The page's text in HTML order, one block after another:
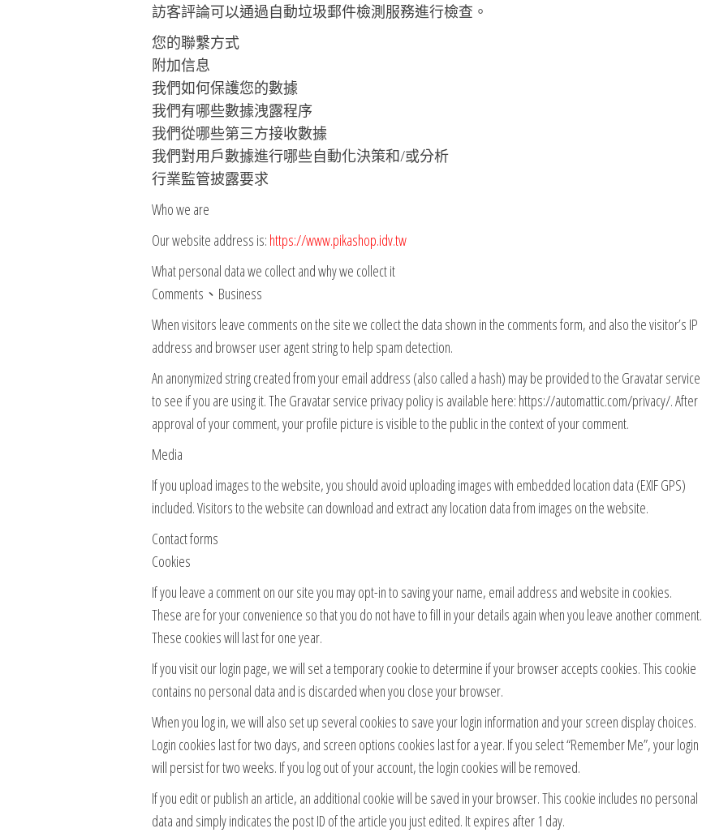
訪客評論可以通過自動垃圾郵件檢測服務進行檢查。
您的聯繫方式
附加信息
我們如何保護您的數據
我們有哪些數據洩露程序
我們從哪些第三方接收數據
我們對用戶數據進行哪些自動化決策和/或分析
行業監管披露要求
Who we are
Our website address is: https://www.pikashop.idv.tw
What personal data we collect and why we collect it
Comments、Business
When visitors leave comments on the site we collect the data shown in the comments form, and also the visitor’s IP
address and browser user agent string to help spam detection.
An anonymized string created from your email address (also called a hash) may be provided to the Gravatar service
to see if you are using it. The Gravatar service privacy policy is available here: https://automattic.com/privacy/. After
approval of your comment, your profile picture is visible to the public in the context of your comment.
Media
If you upload images to the website, you should avoid uploading images with embedded location data (EXIF GPS)
included. Visitors to the website can download and extract any location data from images on the website.
Contact forms
Cookies
If you leave a comment on our site you may opt-in to saving your name, email address and website in cookies.
These are for your convenience so that you do not have to fill in your details again when you leave another comment.
These cookies will last for one year.
If you visit our login page, we will set a temporary cookie to determine if your browser accepts cookies. This cookie
contains no personal data and is discarded when you close your browser.
When you log in, we will also set up several cookies to save your login information and your screen display choices.
Login cookies last for two days, and screen options cookies last for a year. If you select “Remember Me”, your login
will persist for two weeks. If you log out of your account, the login cookies will be removed.
If you edit or publish an article, an additional cookie will be saved in your browser. This cookie includes no personal
data and simply indicates the post ID of the article you just edited. It expires after 1 day.